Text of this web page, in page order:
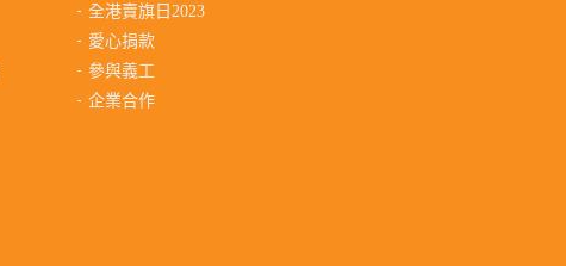
全港賣旗日2023
愛心捐款
參與義工
企業合作